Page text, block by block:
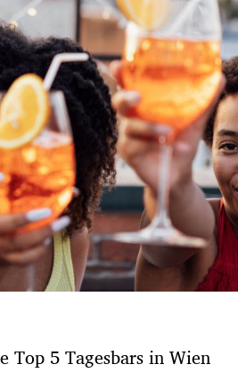
Top 5 Tagesbars in Wien